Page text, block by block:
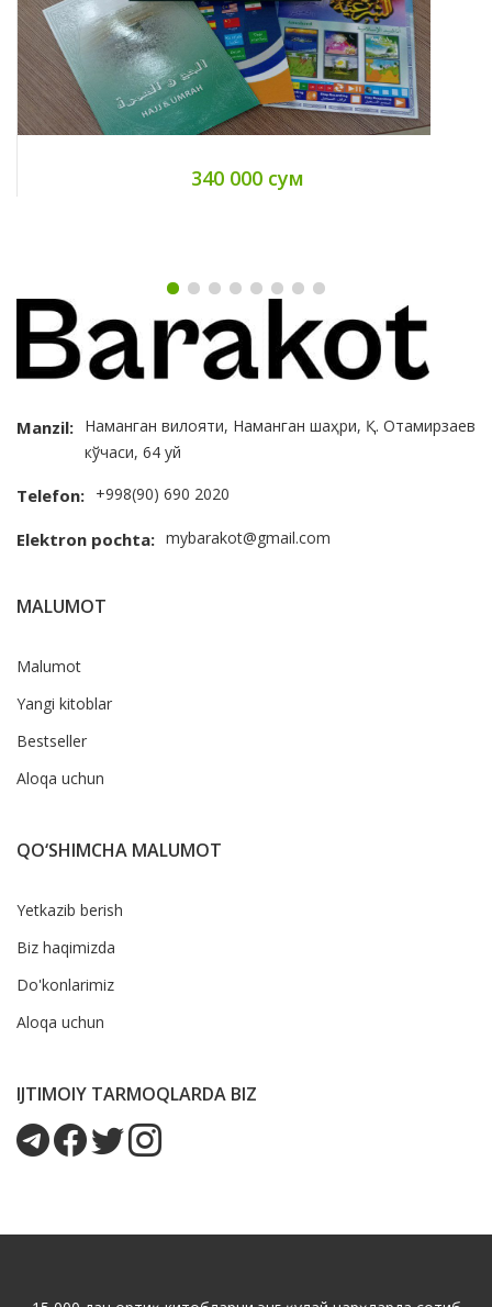
340 000 сум
Manzil: Наманган вилояти, Наманган шаҳри, Қ. Отамирзаев
кўчаси, 64 уй
Telefon: +998(90) 690 2020
Elektron pochta: mybarakot@gmail.com
MALUMOT
Malumot
Yangi kitoblar
Bestseller
Aloqa uchun
QO‘SHIMCHA MALUMOT
Yetkazib berish
Biz haqimizda
Do'konlarimiz
Aloqa uchun
IJTIMOIY TARMOQLARDA BIZ